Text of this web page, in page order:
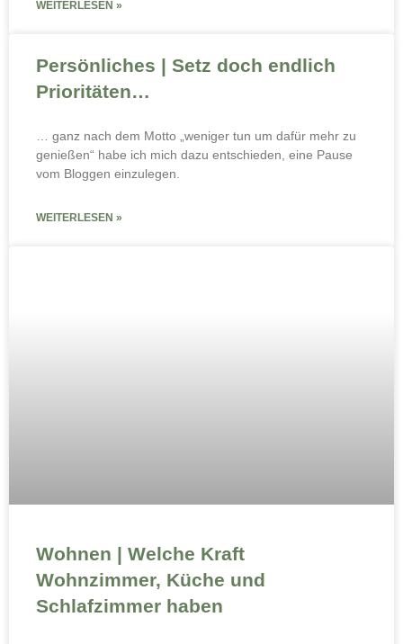
WEITERLESEN »
Persönliches | Setz doch endlich
Prioritäten…
… ganz nach dem Motto „weniger tun um dafür mehr zu
genießen“ habe ich mich dazu entschieden, eine Pause
vom Bloggen einzulegen.
WEITERLESEN »
Wohnen | Welche Kraft
Wohnzimmer, Küche und
Schlafzimmer haben